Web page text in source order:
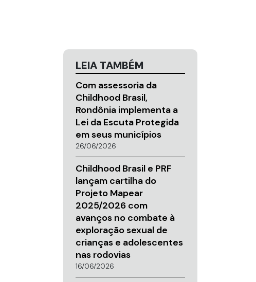
LEIA TAMBÉM
Com assessoria da
Childhood Brasil,
Rondônia implementa a
Lei da Escuta Protegida
em seus municípios
26/06/2026
Childhood Brasil e PRF
lançam cartilha do
Projeto Mapear
2025/2026 com
avanços no combate à
exploração sexual de
crianças e adolescentes
nas rodovias
16/06/2026